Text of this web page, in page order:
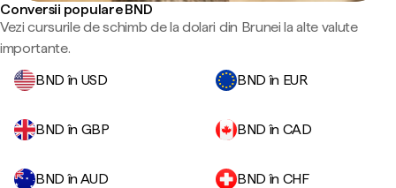
Conversii populare BND
Vezi cursurile de schimb de la dolari din Brunei la alte valute
importante.
BND în USD
BND în EUR
BND în GBP BND în CAD
BND în AUD BND în CHF